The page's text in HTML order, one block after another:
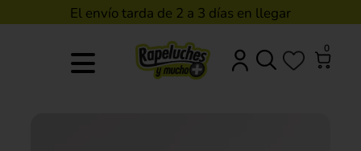
El envío tarda de 2 a 3 días en llegar
0